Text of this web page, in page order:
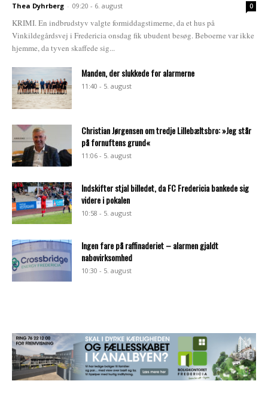
Thea Dyhrberg - 09:20 - 6. august 0
KRIMI. En indbrudstyv valgte formiddagstimerne, da et hus på
Vinkildegårdsvej i Fredericia onsdag fik ubudent besøg. Beboerne var ikke
hjemme, da tyven skaffede sig...
Manden, der slukkede for alarmerne
11:40 - 5. august
Christian Jørgensen om tredje Lillebæltsbro: »Jeg står
på fornuftens grund«
11:06 - 5. august
Indskifter stjal billedet, da FC Fredericia bankede sig
videre i pokalen
10:58 - 5. august
Ingen fare på raffinaderiet – alarmen gjaldt
nabovirksomhed
10:30 - 5. august